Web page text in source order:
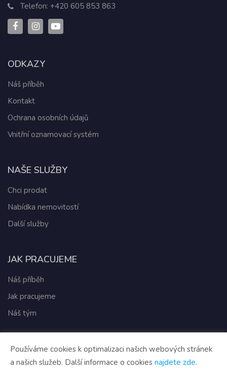
Telefon: +420 605 853 863
ODKAZY
Náš příběh
Kontakt
Ochrana osobních údajů
Vnitřní oznamovací systém
NAŠE SLUŽBY
Chci prodat
Nabídka nemovitostí
Další služby
JAK PRACUJEME
Náš příběh
Jak pracujeme
Náš tým
Vytvořeno v systému CHYTRÝ WEB RK
Používáme cookies k optimalizaci našich webových stránek
a našich služeb. Další informace o cookies najdete zde.